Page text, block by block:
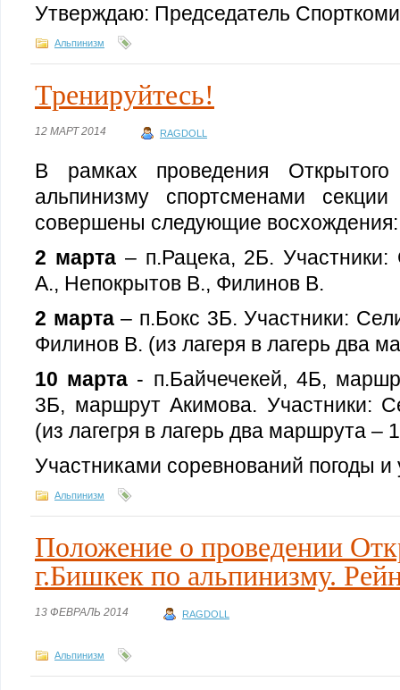
Утверждаю: Председатель
Альпинизм
Тренируйтесь!
12 МАРТ 2014 RAGDOLL
В рамках проведения
альпинизму спортсменами
совершены следующие восхождения:
2 марта– п.Рацека, 2Б. Участники:
А., Непокрытов В., Филинов В.
2 марта– п.Бокс 3Б. Участники:
Филинов В. (из лагеря в лагерь два
10 марта - п.Байчечекей, 4Б,
3Б, маршрут Акимова. Участники:
(из лагегря в лагерь два маршрута –
Участниками соревнований погоды и
Альпинизм
Положение о проведении
г.Бишкек по альпинизму.
13 ФЕВРАЛЬ 2014 RAGDOLL
Альпинизм